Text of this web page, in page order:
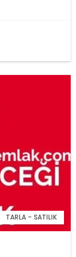
TARLA - SATILIK